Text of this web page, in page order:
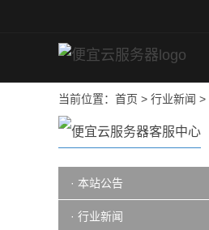
当前位置： 首页 > 行业新闻 >
· 本站公告
· 行业新闻